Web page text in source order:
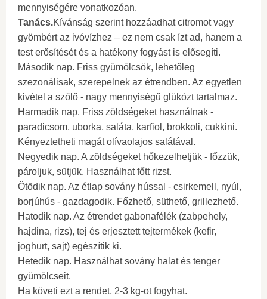
mennyiségére vonatkozóan.
Tanács.Kívánság szerint hozzáadhat citromot vagy
gyömbért az ivóvízhez – ez nem csak ízt ad, hanem a
test erősítését és a hatékony fogyást is elősegíti.
Második nap. Friss gyümölcsök, lehetőleg
szezonálisak, szerepelnek az étrendben. Az egyetlen
kivétel a szőlő - nagy mennyiségű glükózt tartalmaz.
Harmadik nap. Friss zöldségeket használnak -
paradicsom, uborka, saláta, karfiol, brokkoli, cukkini.
Kényeztetheti magát olívaolajos salátával.
Negyedik nap. A zöldségeket hőkezelhetjük - főzzük,
pároljuk, sütjük. Használhat főtt rizst.
Ötödik nap. Az étlap sovány hússal - csirkemell, nyúl,
borjúhús - gazdagodik. Főzhető, süthető, grillezhető.
Hatodik nap. Az étrendet gabonafélék (zabpehely,
hajdina, rizs), tej és erjesztett tejtermékek (kefir,
joghurt, sajt) egészítik ki.
Hetedik nap. Használhat sovány halat és tenger
gyümölcseit.
Ha követi ezt a rendet, 2-3 kg-ot fogyhat.